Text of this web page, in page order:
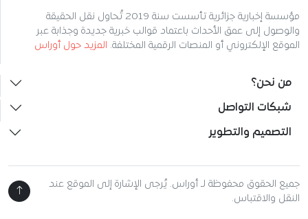
مؤسسة إخبارية جزائرية تأسست سنة 2019 تُحاول نقل الحقيقة
والوصول إلى عمق الأحداث باعتماد قوالب خبرية جديدة وجذابة عبر
الموقع الإلكتروني أو المنصات الرقمية المختلفة. المزيد حول أوراس
من نحن؟
شبكات التواصل
التصميم والتطوير
جميع الحقوق محفوظة لـ أوراس. يُرجى الإشارة إلى الموقع عند
النقل والاقتباس.